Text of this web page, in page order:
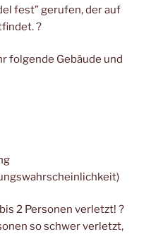
fest” gerufen, der auf
?
folgende Gebäude und
2 Personen verletzt! ?
so schwer verletzt,